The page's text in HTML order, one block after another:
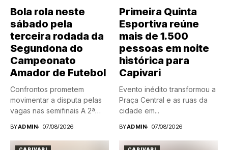
Bola rola neste
sábado pela
terceira rodada da
Segundona do
Campeonato
Amador de Futebol
Confrontos prometem
movimentar a disputa pelas
vagas nas semifinais A 2ª
BYADMIN 07/08/2026
Primeira Quinta
Esportiva reúne
mais de 1.500
pessoas em noite
histórica para
Capivari
Evento inédito transformou a
Praça Central e as ruas da
cidade em...
BYADMIN 07/08/2026